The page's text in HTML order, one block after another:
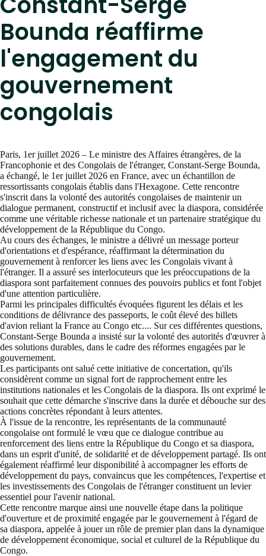
Bounda réaffirme
l'engagement du
gouvernement
congolais
Paris, 1er juillet 2026 – Le ministre des Affaires étrangères, de la
Francophonie et des Congolais de l'étranger, Constant-Serge Bounda,
a échangé, le 1er juillet 2026 en France, avec un échantillon de
ressortissants congolais établis dans l'Hexagone. Cette rencontre
s'inscrit dans la volonté des autorités congolaises de maintenir un
dialogue permanent, constructif et inclusif avec la diaspora, considérée
comme une véritable richesse nationale et un partenaire stratégique du
développement de la République du Congo.
Au cours des échanges, le ministre a délivré un message porteur
d'orientations et d'espérance, réaffirmant la détermination du
gouvernement à renforcer les liens avec les Congolais vivant à
l'étranger. Il a assuré ses interlocuteurs que les préoccupations de la
diaspora sont parfaitement connues des pouvoirs publics et font l'objet
d'une attention particulière.
Parmi les principales difficultés évoquées figurent les délais et les
conditions de délivrance des passeports, le coût élevé des billets
d'avion reliant la France au Congo etc.... Sur ces différentes questions,
Constant-Serge Bounda a insisté sur la volonté des autorités d'œuvrer à
des solutions durables, dans le cadre des réformes engagées par le
gouvernement.
Les participants ont salué cette initiative de concertation, qu'ils
considèrent comme un signal fort de rapprochement entre les
institutions nationales et les Congolais de la diaspora. Ils ont exprimé le
souhait que cette démarche s'inscrive dans la durée et débouche sur des
actions concrètes répondant à leurs attentes.
À l'issue de la rencontre, les représentants de la communauté
congolaise ont formulé le vœu que ce dialogue contribue au
renforcement des liens entre la République du Congo et sa diaspora,
dans un esprit d'unité, de solidarité et de développement partagé. Ils ont
également réaffirmé leur disponibilité à accompagner les efforts de
développement du pays, convaincus que les compétences, l'expertise et
les investissements des Congolais de l'étranger constituent un levier
essentiel pour l'avenir national.
Cette rencontre marque ainsi une nouvelle étape dans la politique
d'ouverture et de proximité engagée par le gouvernement à l'égard de
sa diaspora, appelée à jouer un rôle de premier plan dans la dynamique
de développement économique, social et culturel de la République du
Congo.